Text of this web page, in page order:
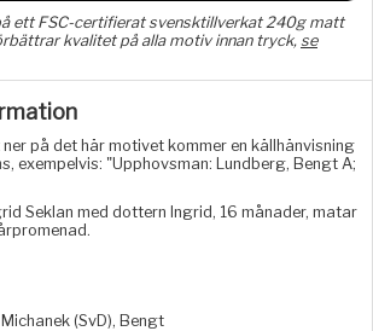
ett FSC-certifierat svensktillverkat 240g matt
kvalitet på alla motiv innan tryck, se
ner på det här motivet kommer en källhänvisning
exempelvis: "Upphovsman: Lundberg, Bengt A;
Seklan med dottern Ingrid, 16 månader, matar
Michanek (SvD), Bengt